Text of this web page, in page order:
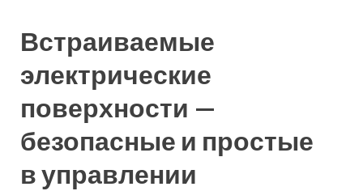
Встраиваемые
электрические
поверхности —
безопасные и простые
в управлении